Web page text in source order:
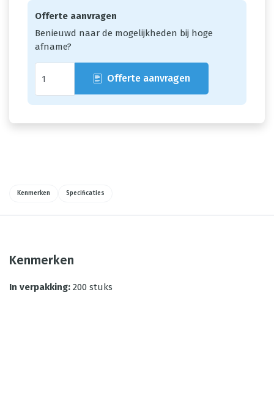
Offerte aanvragen
Benieuwd naar de mogelijkheden bij hoge
afname?
Offerte aanvragen
Kenmerken Specificaties
Kenmerken
In verpakking: 200 stuks